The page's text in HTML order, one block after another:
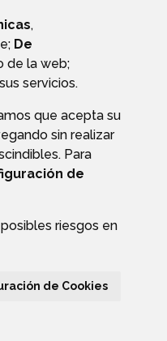
,
De
de la web;
servicios.
que acepta su
sin realizar
Para
de
riesgos en
de Cookies
DE COOKIES